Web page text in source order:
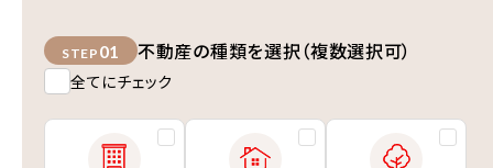
STEP 01 不動産の種類を選択（複数選択可）
全てにチェック